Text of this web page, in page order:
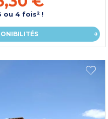
ou 4 fois² !